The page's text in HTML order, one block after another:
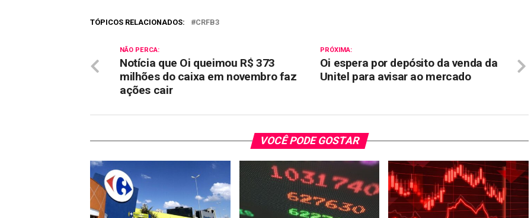
TÓPICOS RELACIONADOS: CRFB3
PRÓXIMA:
Oi espera por depósito da venda da
Unitel para avisar ao mercado
NÃO PERCA:
Notícia que Oi queimou R$ 373
milhões do caixa em novembro faz
ações cair
VOCÊ PODE GOSTAR